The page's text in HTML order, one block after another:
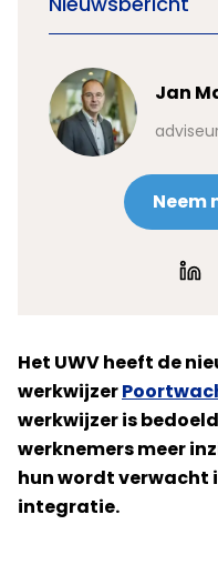
Jan
Neem
Het UWV heeft de
werkwijzer
werkwijzer is
werknemers meer
hun wordt verwacht
integratie.